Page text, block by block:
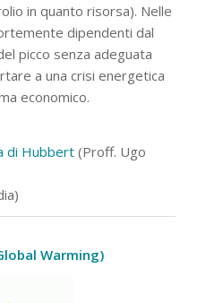
in quanto risorsa). Nelle
dipendenti dal
picco senza adeguata
a una crisi energetica
economico.
di Hubbert(Proff. Ugo
Warming)